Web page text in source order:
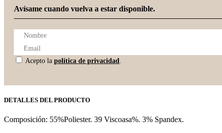
Avísame cuando vuelva a estar disponible.
Acepto la política de privacidad.
DETALLES DEL PRODUCTO
Composición: 55%Poliester. 39 Viscoasa%. 3% Spandex.